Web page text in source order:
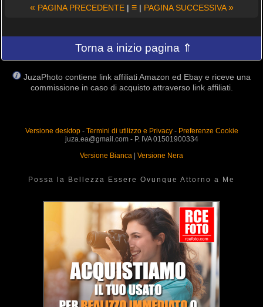
« PAGINA PRECEDENTE| ≡| PAGINA SUCCESSIVA»
Torna a inizio pagina ⇑
JuzaPhoto contiene link affiliati Amazon ed Ebay e riceve una
commissione in caso di acquisto attraverso link affiliati.
Versione desktop- Termini di utilizzo e Privacy- Preferenze Cookie
juza.ea@gmail.com - P. IVA 01501900334
Versione Bianca | Versione Nera
Possa la Bellezza Essere Ovunque Attorno a Me